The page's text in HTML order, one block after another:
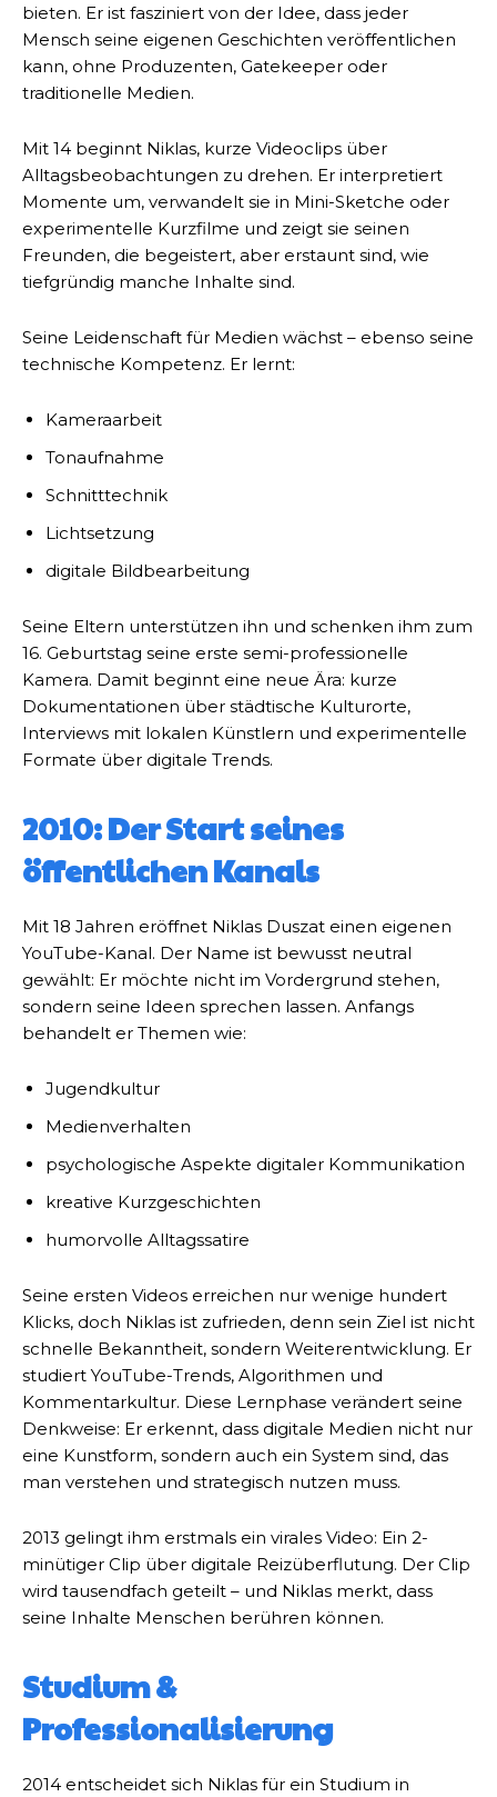
bieten. Er ist fasziniert von der Idee, dass jeder
Mensch seine eigenen Geschichten veröffentlichen
kann, ohne Produzenten, Gatekeeper oder
traditionelle Medien.
Mit 14 beginnt Niklas, kurze Videoclips über
Alltagsbeobachtungen zu drehen. Er interpretiert
Momente um, verwandelt sie in Mini-Sketche oder
experimentelle Kurzfilme und zeigt sie seinen
Freunden, die begeistert, aber erstaunt sind, wie
tiefgründig manche Inhalte sind.
Seine Leidenschaft für Medien wächst – ebenso seine
technische Kompetenz. Er lernt:
Kameraarbeit
Tonaufnahme
Schnitttechnik
Lichtsetzung
digitale Bildbearbeitung
Seine Eltern unterstützen ihn und schenken ihm zum
16. Geburtstag seine erste semi-professionelle
Kamera. Damit beginnt eine neue Ära: kurze
Dokumentationen über städtische Kulturorte,
Interviews mit lokalen Künstlern und experimentelle
Formate über digitale Trends.
2010: Der Start seines
öffentlichen Kanals
Mit 18 Jahren eröffnet Niklas Duszat einen eigenen
YouTube-Kanal. Der Name ist bewusst neutral
gewählt: Er möchte nicht im Vordergrund stehen,
sondern seine Ideen sprechen lassen. Anfangs
behandelt er Themen wie:
Jugendkultur
Medienverhalten
psychologische Aspekte digitaler Kommunikation
kreative Kurzgeschichten
humorvolle Alltagssatire
Seine ersten Videos erreichen nur wenige hundert
Klicks, doch Niklas ist zufrieden, denn sein Ziel ist nicht
schnelle Bekanntheit, sondern Weiterentwicklung. Er
studiert YouTube-Trends, Algorithmen und
Kommentarkultur. Diese Lernphase verändert seine
Denkweise: Er erkennt, dass digitale Medien nicht nur
eine Kunstform, sondern auch ein System sind, das
man verstehen und strategisch nutzen muss.
2013 gelingt ihm erstmals ein virales Video: Ein 2-
minütiger Clip über digitale Reizüberflutung. Der Clip
wird tausendfach geteilt – und Niklas merkt, dass
seine Inhalte Menschen berühren können.
Studium &
Professionalisierung
2014 entscheidet sich Niklas für ein Studium in